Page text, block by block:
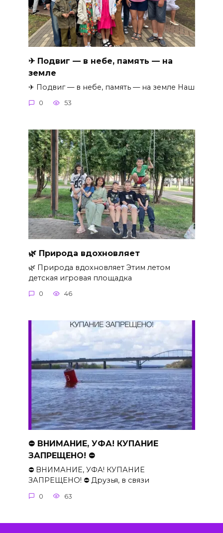
✈ Подвиг — в небе, память — на
земле
✈ Подвиг — в небе, память — на земле Наш
0 53
🌿 Природа вдохновляет
🌿 Природа вдохновляет Этим летом
детская игровая площадка
0 46
⛔ ВНИМАНИЕ, УФА! КУПАНИЕ
ЗАПРЕЩЕНО! ⛔
⛔ ВНИМАНИЕ, УФА! КУПАНИЕ
ЗАПРЕЩЕНО! ⛔ Друзья, в связи
0 63